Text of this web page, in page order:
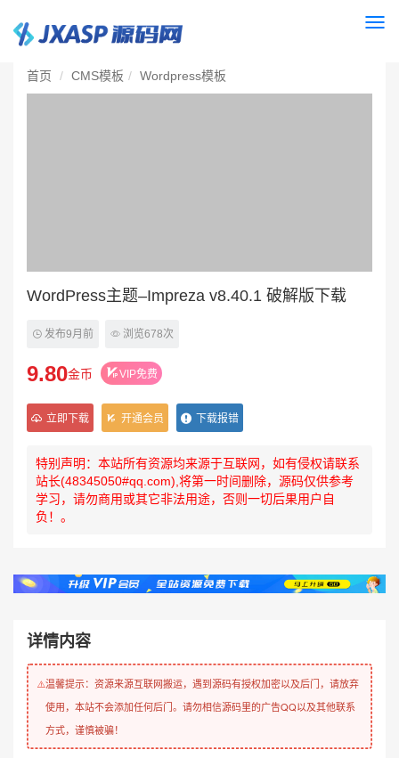
首页 CMS模板 Wordpress模板
WordPress主题–Impreza v8.40.1 破解版下载
发布9月前 浏览678次
9.80金币 VIP免费
立即下载 开通会员 下载报错
特别声明：本站所有资源均来源于互联网，如有侵权请联系
站长(48345050#qq.com),将第一时间删除，源码仅供参考
学习，请勿商用或其它非法用途，否则一切后果用户自
负！。
详情内容
⚠️温馨提示：资源来源互联网搬运，遇到源码有授权加密以及后门，请放弃
使用，本站不会添加任何后门。请勿相信源码里的广告QQ以及其他联系
方式，谨慎被骗！